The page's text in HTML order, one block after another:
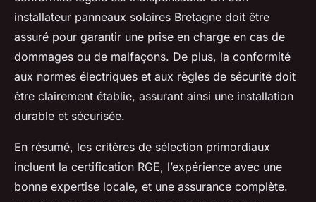
installateur panneaux solaires Bretagne doit être
assuré pour garantir une prise en charge en cas de
dommages ou de malfaçons. De plus, la conformité
aux normes électriques et aux règles de sécurité doit
être clairement établie, assurant ainsi une installation
durable et sécurisée.
En résumé, les critères de sélection primordiaux
incluent la certification RGE, l’expérience avec une
bonne expertise locale, et une assurance complète.